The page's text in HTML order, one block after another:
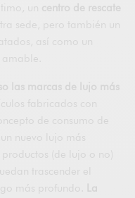
un
centro de rescate
sede, pero también un
así como un
las marcas de lujo más
fabricados con
de consumo de
nuevo lujo más
(de lujo o no)
trascender el
más profundo.
La